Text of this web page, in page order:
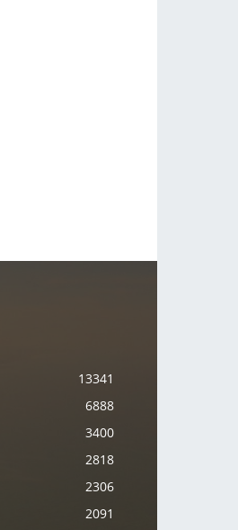
13341
6888
3400
2818
2306
2091